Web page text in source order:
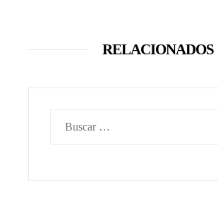
RELACIONADOS